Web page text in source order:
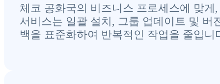
체코 공화국의 비즈니스 프로세스에 맞게
서비스는 일괄 설치, 그룹 업데이트 및 버
백을 표준화하여 반복적인 작업을 줄입니